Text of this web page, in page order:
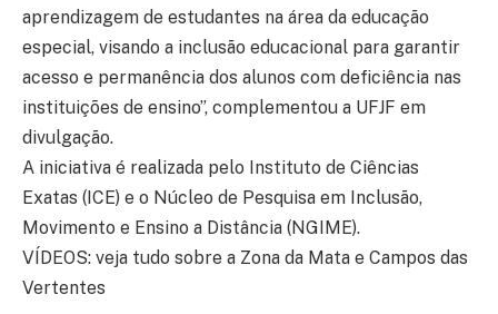
aprendizagem de estudantes na área da educação
especial, visando a inclusão educacional para garantir
acesso e permanência dos alunos com deficiência nas
instituições de ensino”, complementou a UFJF em
divulgação.
A iniciativa é realizada pelo Instituto de Ciências
Exatas (ICE) e o Núcleo de Pesquisa em Inclusão,
Movimento e Ensino a Distância (NGIME).
VÍDEOS: veja tudo sobre a Zona da Mata e Campos das
Vertentes